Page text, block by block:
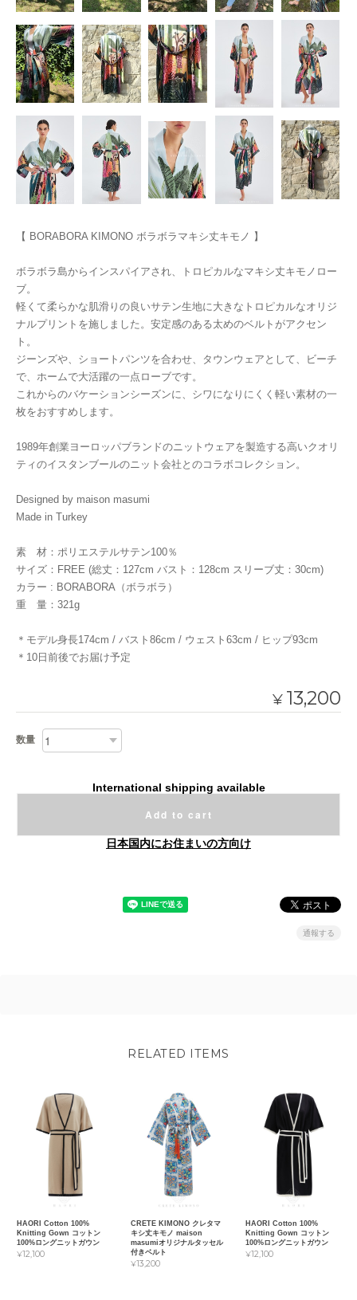
【 BORABORA KIMONO ボラボラマキシ丈キモノ 】
ボラボラ島からインスパイアされ、トロピカルなマキシ丈キモノロー
ブ。
軽くて柔らかな肌滑りの良いサテン生地に大きなトロピカルなオリジ
ナルプリントを施しました。安定感のある太めのベルトがアクセン
ト。
ジーンズや、ショートパンツを合わせ、タウンウェアとして、ビーチ
で、ホームで大活躍の一点ローブです。
これからのバケーションシーズンに、シワになりにくく軽い素材の一
枚をおすすめします。
1989年創業ヨーロッパブランドのニットウェアを製造する高いクオリ
ティのイスタンブールのニット会社とのコラボコレクション。
Designed by maison masumi
Made in Turkey
素 材：ポリエステルサテン100％
サイズ：FREE (総丈：127cm バスト：128cm スリーブ丈：30cm)
カラー : BORABORA（ボラボラ）
重 量：321g
＊モデル身長174cm / バスト86cm / ウェスト63cm / ヒップ93cm
＊10日前後でお届け予定
¥ 13,200
数量
International shipping available
Add to cart
日本国内にお住まいの方向け
通報する
RELATED ITEMS
HAORI Cotton 100%
Knitting Gown コットン
100%ロングニットガウン
¥12,100
CRETE KIMONO クレタマ
キシ丈キモノ maison
masumiオリジナルタッセル
付きベルト
¥13,200
HAORI Cotton 100%
Knitting Gown コットン
100%ロングニットガウン
¥12,100